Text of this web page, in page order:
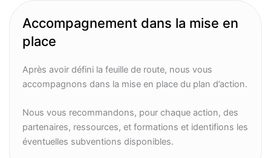
Accompagnement dans la mise en
place
Après avoir défini la feuille de route, nous vous
accompagnons dans la mise en place du plan d’action.
Nous vous recommandons, pour chaque action, des
partenaires, ressources, et formations et identifions les
éventuelles subventions disponibles.